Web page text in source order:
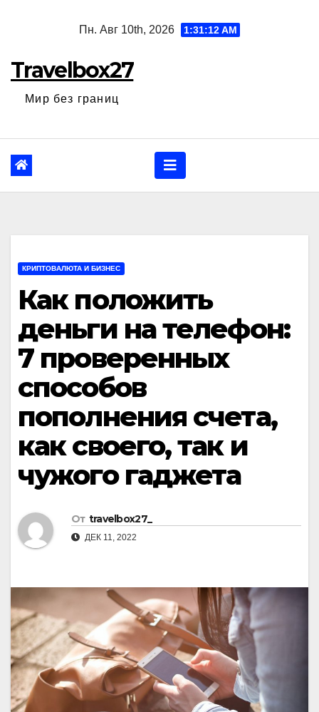
Пн. Авг 10th, 2026 1:31:13 AM
Travelbox27
Мир без границ
КРИПТОВАЛЮТА И БИЗНЕС
Как положить
деньги на телефон:
7 проверенных
способов
пополнения счета,
как своего, так и
чужого гаджета
От travelbox27_
ДЕК 11, 2022